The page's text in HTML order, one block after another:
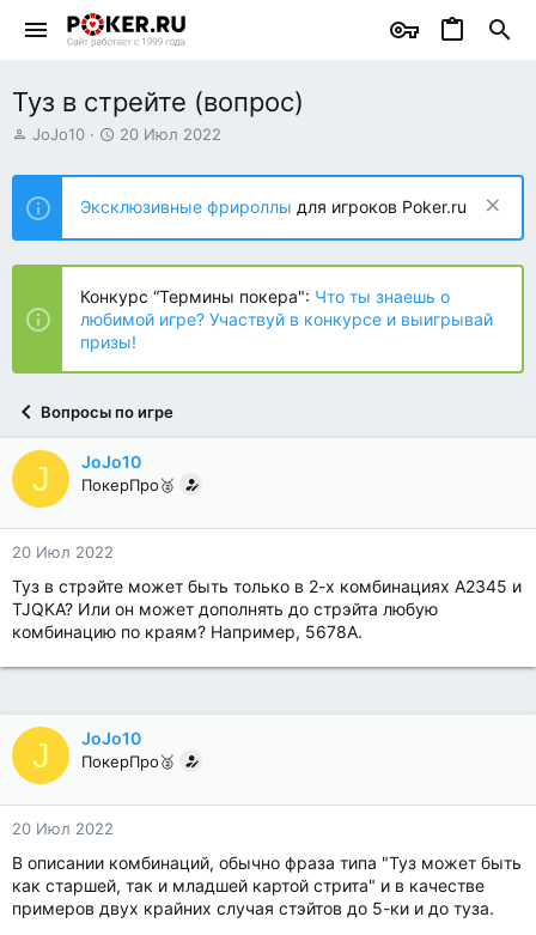
Туз в стрейте (вопрос)
А
т
о
р
т
е
ы
JoJo10
Д
т
н
а
ч
л
а
20 Июл 2022
Эксклюзивные фрироллы для игроков Poker.ru
Конкурс “Термины покера": Что ты знаешь о
любимой игре? Участвуй в конкурсе и выигрывай
призы!
Вопросы по игре
J JoJo10
ПокерПро🥈
20 Июл 2022
Туз в стрэйте может быть только в 2-х комбинациях A2345 и
TJQKA? Или он может дополнять до стрэйта любую
комбинацию по краям? Например, 5678A.
J JoJo10
ПокерПро🥈
20 Июл 2022
В описании комбинаций, обычно фраза типа "Туз может быть
как старшей, так и младшей картой стрита" и в качестве
примеров двух крайних случая стэйтов до 5-ки и до туза.